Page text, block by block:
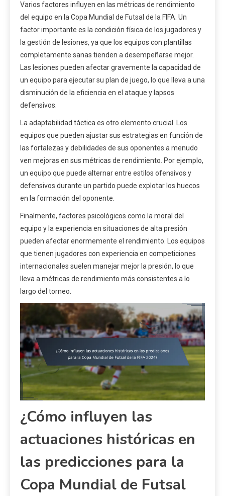
Varios factores influyen en las métricas de rendimiento
del equipo en la Copa Mundial de Futsal de la FIFA. Un
factor importante es la condición física de los jugadores y
la gestión de lesiones, ya que los equipos con plantillas
completamente sanas tienden a desempeñarse mejor.
Las lesiones pueden afectar gravemente la capacidad de
un equipo para ejecutar su plan de juego, lo que lleva a una
disminución de la eficiencia en el ataque y lapsos
defensivos.
La adaptabilidad táctica es otro elemento crucial. Los
equipos que pueden ajustar sus estrategias en función de
las fortalezas y debilidades de sus oponentes a menudo
ven mejoras en sus métricas de rendimiento. Por ejemplo,
un equipo que puede alternar entre estilos ofensivos y
defensivos durante un partido puede explotar los huecos
en la formación del oponente.
Finalmente, factores psicológicos como la moral del
equipo y la experiencia en situaciones de alta presión
pueden afectar enormemente el rendimiento. Los equipos
que tienen jugadores con experiencia en competiciones
internacionales suelen manejar mejor la presión, lo que
lleva a métricas de rendimiento más consistentes a lo
largo del torneo.
¿Cómo influyen las
actuaciones históricas en
las predicciones para la
Copa Mundial de Futsal